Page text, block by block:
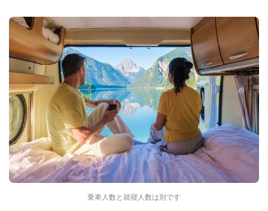
乗車人数と就寝人数は別です